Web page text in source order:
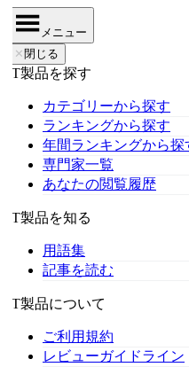
メニュー
閉じる
製品を探す
カテゴリーから探す
ランキングから探す
年間ランキングから探す
専門家一覧
あなたの閲覧履歴
製品を知る
用語集
記事を読む
製品について
ご利用規約
レビューガイドライン